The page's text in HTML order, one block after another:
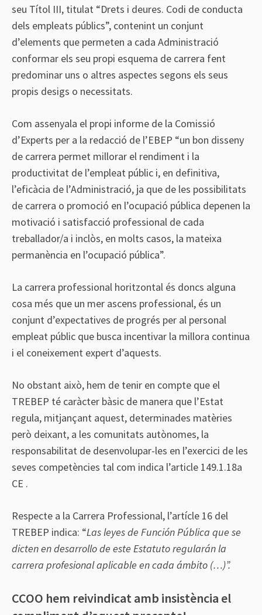
seu Títol III, titulat “Drets i deures. Codi de conducta
dels empleats públics”, contenint un conjunt
d’elements que permeten a cada Administració
conformar els seu propi esquema de carrera fent
predominar uns o altres aspectes segons els seus
propis desigs o necessitats.
Com assenyala el propi informe de la Comissió
d’Experts per a la redacció de l’EBEP “un bon disseny
de carrera permet millorar el rendiment i la
productivitat de l’empleat públic i, en definitiva,
l’eficàcia de l’Administració, ja que de les possibilitats
de carrera o promoció en l’ocupació pública depenen la
motivació i satisfacció professional de cada
treballador/a i inclòs, en molts casos, la mateixa
permanència en l’ocupació pública”.
La carrera professional horitzontal és doncs alguna
cosa més que un mer ascens professional, és un
conjunt d’expectatives de progrés per al personal
empleat públic que busca incentivar la millora continua
i el coneixement expert d’aquests.
No obstant això, hem de tenir en compte que el
TREBEP té caràcter bàsic de manera que l’Estat
regula, mitjançant aquest, determinades matèries
però deixant, a les comunitats autònomes, la
responsabilitat de desenvolupar-les en l’exercici de les
seves competències tal com indica l’article 149.1.18a
CE .
Respecte a la Carrera Professional, l’artícle 16 del
TREBEP indica: “Las leyes de Función Pública que se
dicten en desarrollo de este Estatuto regularán la
carrera profesional aplicable en cada ámbito (…)”.
CCOO hem reivindicat amb insistència el